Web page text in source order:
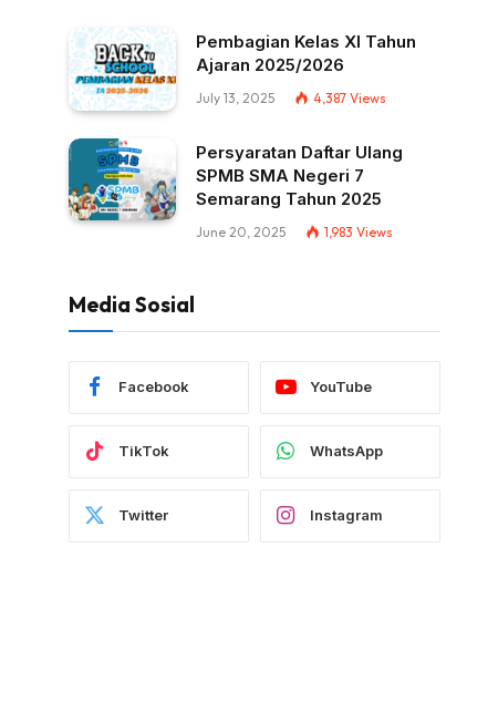
Pembagian Kelas XI Tahun
Ajaran 2025/2026
July 13, 2025 4,387 Views
Persyaratan Daftar Ulang
SPMB SMA Negeri 7
Semarang Tahun 2025
June 20, 2025 1,983 Views
Media Sosial
Facebook YouTube
TikTok WhatsApp
Twitter Instagram